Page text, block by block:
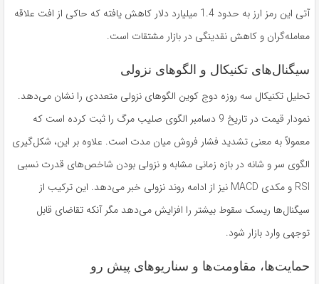
آتی این رمز ارز به حدود 1.4 میلیارد دلار کاهش یافته که حاکی از افت علاقه
معامله‌گران و کاهش نقدینگی در بازار مشتقات است.
سیگنال‌های تکنیکال و الگوهای نزولی
تحلیل تکنیکال سه روزه دوج کوین الگوهای نزولی متعددی را نشان می‌دهد.
نمودار قیمت در تاریخ 9 دسامبر الگوی صلیب مرگ را ثبت کرده است که
معمولاً به معنی تشدید فشار فروش میان مدت است. علاوه بر این، شکل‌گیری
الگوی سر و شانه در بازه زمانی مشابه و نزولی بودن شاخص‌های قدرت نسبی
RSI و مکدی MACD نیز از ادامه روند نزولی خبر می‌دهد. این ترکیب از
سیگنال‌ها ریسک سقوط بیشتر را افزایش می‌دهد مگر آنکه تقاضای قابل
توجهی وارد بازار شود.
حمایت‌ها، مقاومت‌ها و سناریوهای پیش رو